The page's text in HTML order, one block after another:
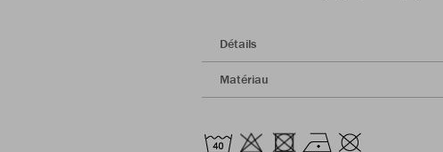
Détails
Matériau